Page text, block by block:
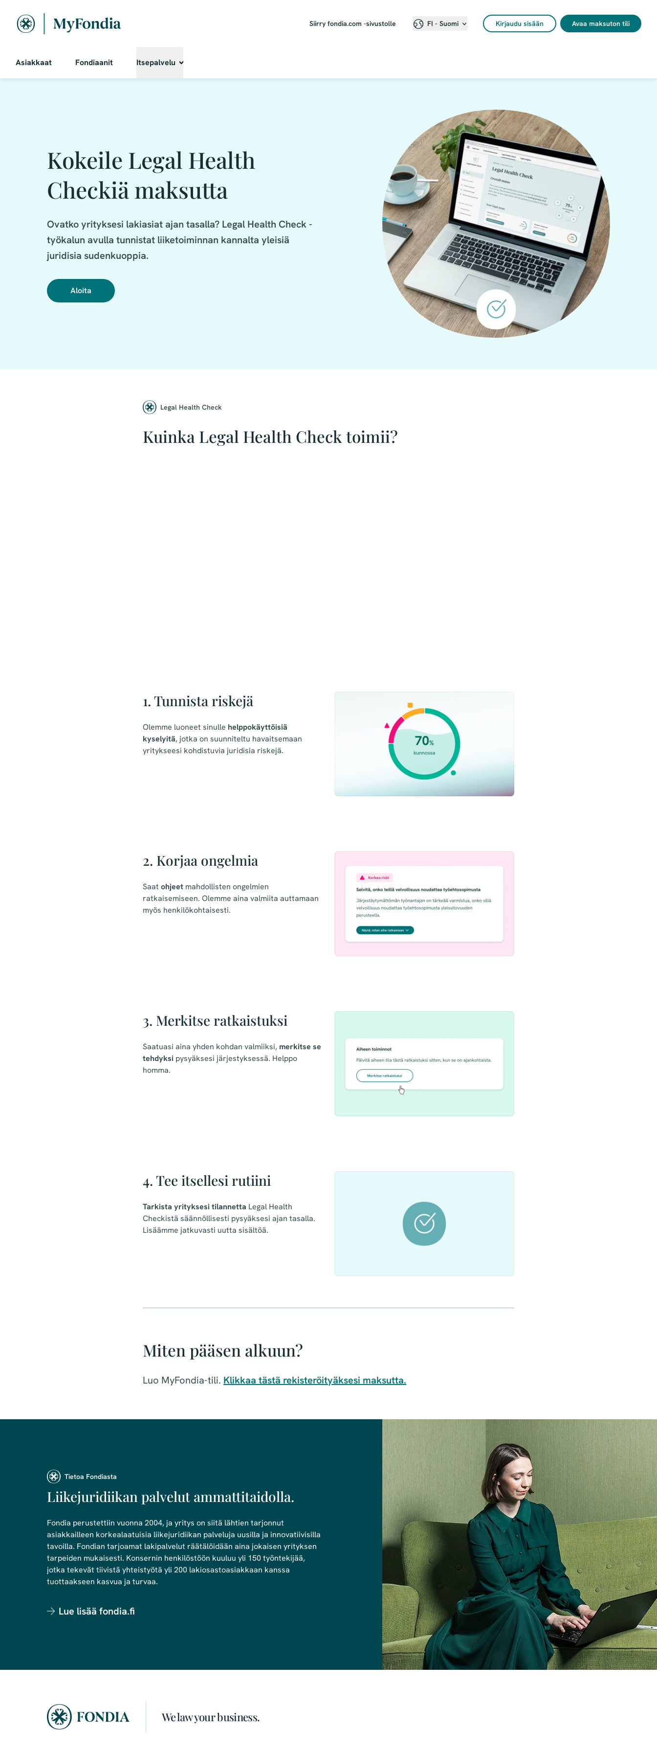
Siirry fondia.com -sivustolle FI - Suomi Kirjaudu sisään Avaa maksuton tili
Asiakkaat Fondiaanit Itsepalvelu
Kokeile Legal Health
Checkiä maksutta
Ovatko yrityksesi lakiasiat ajan tasalla? Legal Health Check -
työkalun avulla tunnistat liiketoiminnan kannalta yleisiä
juridisia sudenkuoppia.
Aloita
Legal Health Check
Kuinka Legal Health Check toimii?
1. Tunnista riskejä
Olemme luoneet sinulle helppokäyttöisiä
kyselyitä, jotka on suunniteltu havaitsemaan
yritykseesi kohdistuvia juridisia riskejä.
2. Korjaa ongelmia
Saat ohjeet mahdollisten ongelmien
ratkaisemiseen. Olemme aina valmiita auttamaan
myös henkilökohtaisesti.
3. Merkitse ratkaistuksi
Saatuasi aina yhden kohdan valmiiksi, merkitse se
tehdyksi pysyäksesi järjestyksessä. Helppo
homma.
4. Tee itsellesi rutiini
Tarkista yrityksesi tilannetta Legal Health
Checkistä säännöllisesti pysyäksesi ajan tasalla.
Lisäämme jatkuvasti uutta sisältöä.
Miten pääsen alkuun?
Luo MyFondia-tili. Klikkaa tästä rekisteröityäksesi maksutta.
Tietoa Fondiasta
Liikejuridiikan palvelut ammattitaidolla.
Fondia perustettiin vuonna 2004, ja yritys on siitä lähtien tarjonnut
asiakkailleen korkealaatuisia liikejuridiikan palveluja uusilla ja innovatiivisilla
tavoilla. Fondian tarjoamat lakipalvelut räätälöidään aina jokaisen yrityksen
tarpeiden mukaisesti. Konsernin henkilöstöön kuuluu yli 150 työntekijää,
jotka tekevät tiivistä yhteistyötä yli 200 lakiosastoasiakkaan kanssa
tuottaakseen kasvua ja turvaa.
Lue lisää fondia.fi
We law your business.